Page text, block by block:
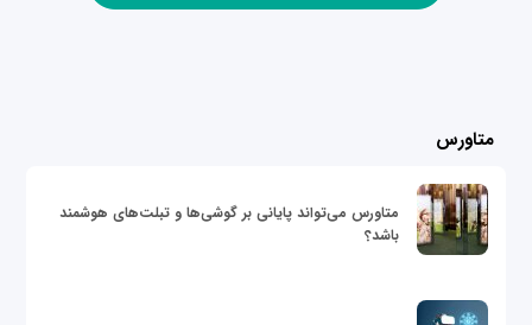
متاورس
متاورس می‌تواند پایانی بر گوشی‌ها و تبلت‌های هوشمند
باشد؟